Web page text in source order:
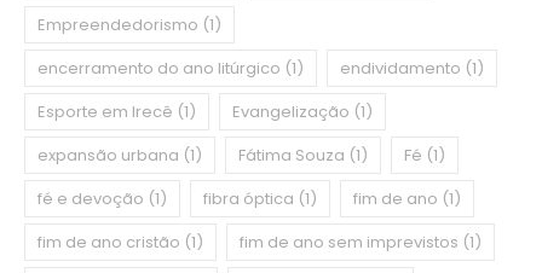
Empreendedorismo (1)
encerramento do ano litúrgico (1) endividamento (1)
Esporte em Irecê (1) Evangelização (1)
expansão urbana (1) Fátima Souza (1) Fé (1)
fé e devoção (1) fibra óptica (1) fim de ano (1)
fim de ano cristão (1) fim de ano sem imprevistos (1)